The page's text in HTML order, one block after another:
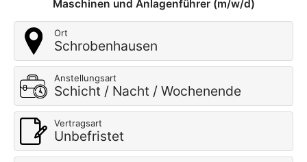
Maschinen und Anlagenführer (m/w/d)
Ort
Schrobenhausen
Anstellungsart
Schicht / Nacht / Wochenende
Vertragsart
Unbefristet